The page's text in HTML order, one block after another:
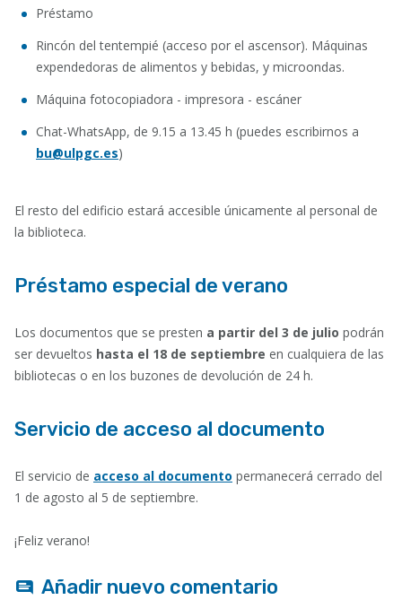
Préstamo
Rincón del tentempié (acceso por el ascensor). Máquinas
expendedoras de alimentos y bebidas, y microondas.
Máquina fotocopiadora - impresora - escáner
Chat-WhatsApp, de 9.15 a 13.45 h (puedes escribirnos a
bu@ulpgc.es)
El resto del edificio estará accesible únicamente al personal de
la biblioteca.
Préstamo especial de verano
Los documentos que se presten a partir del 3 de julio podrán
ser devueltos hasta el 18 de septiembre en cualquiera de las
bibliotecas o en los buzones de devolución de 24 h.
Servicio de acceso al documento
El servicio de acceso al documento permanecerá cerrado del
1 de agosto al 5 de septiembre.
¡Feliz verano!
Añadir nuevo comentario